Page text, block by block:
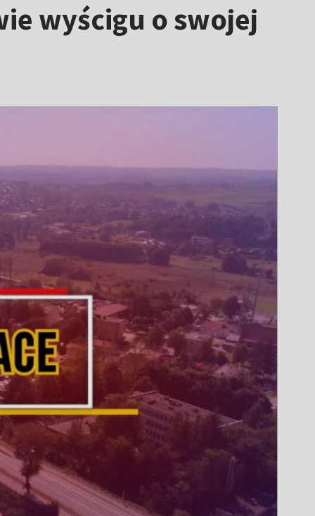
wyścigu o swojej